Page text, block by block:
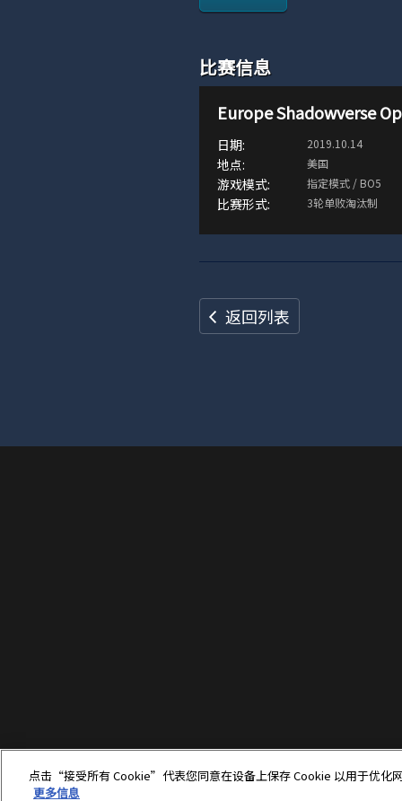
比赛信息
Europe Shadowverse
2019.10.14
美国
指定模式 / BO5
3轮单败淘汰制
返回列表
点击“接受所有 Cookie”代表您同意在设备上保存 Cookie 以用于优化
更多信息